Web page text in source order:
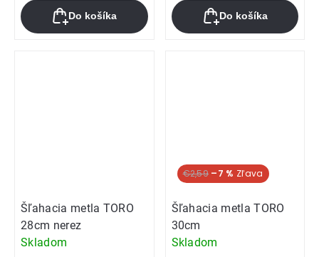
Do košíka Do košíka
Šľahacia metla TORO
28cm nerez
Skladom
€2,59 –7 %
Šľahacia metla TORO
30cm
Skladom